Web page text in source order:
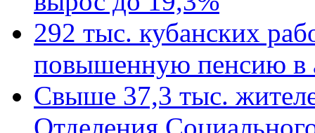
292 тыс. кубанских
повышенную пенсию в
Свыше 37,3 тыс.
Отделения